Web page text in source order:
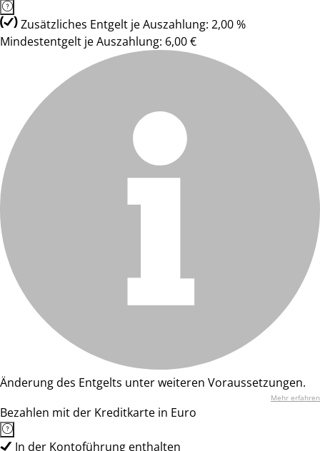
Zusätzliches Entgelt je Auszahlung: 2,00 %
Mindestentgelt je Auszahlung: 6,00 €
Änderung des Entgelts unter weiteren Voraussetzungen.
Mehr erfahren
Bezahlen mit der Kreditkarte in Euro
In der Kontoführung enthalten